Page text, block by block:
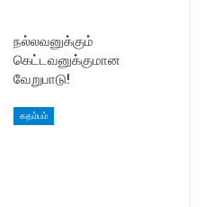
நல்லவனுக்கும்
கெட்டவனுக்குமான
வேறுபாடு!
கதம்பம்